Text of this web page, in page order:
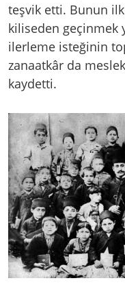
teşvik etti. Bunun
kiliseden geçinmek
ilerleme isteğinin
zanaatkâr da
kaydetti.